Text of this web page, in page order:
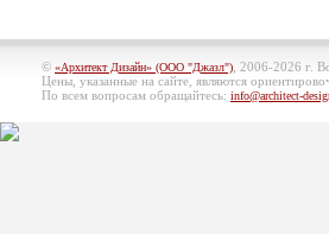
© «Архитект Дизайн» (ООО "Джазл") , 2006-2026 г.
Цены, указанные на сайте, являются
По всем вопросам обращайтесь: info@architect-